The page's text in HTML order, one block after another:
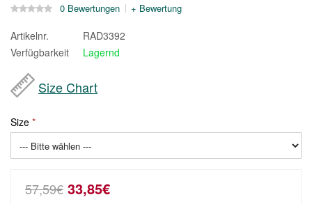
0 Bewertungen + Bewertung
Artikelnr.
RAD3392
Verfügbarkeit
Lagernd
Size Chart
Size
57,59€ 33,85€